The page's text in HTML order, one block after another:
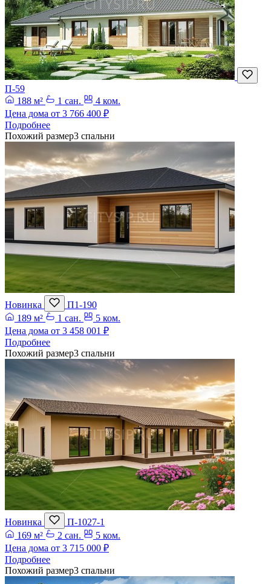
П-59
188 м²
1 сан.
4 ком.
Цена дома от 3 766 400 ₽
Подробнее
Похожий размер3 спальни
Новинка
П1-190
189 м²
1 сан.
5 ком.
Цена дома от 3 458 001 ₽
Подробнее
Похожий размер3 спальни
Новинка
П-1027-1
169 м²
2 сан.
5 ком.
Цена дома от 3 715 000 ₽
Подробнее
Похожий размер3 спальни